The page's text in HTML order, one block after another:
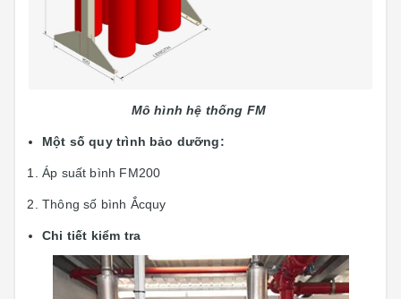
Mô hình hệ thống FM
Một số quy trình bảo dưỡng:
Áp suất bình FM200
Thông số bình Ắcquy
Chi tiết kiểm tra